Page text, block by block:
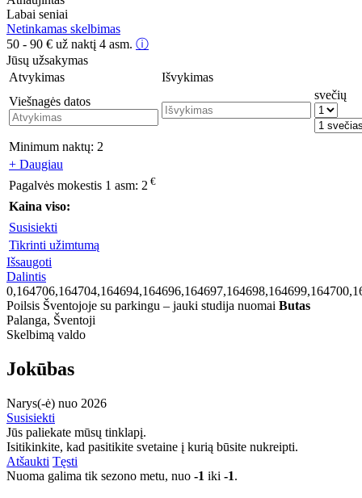
Labai seniai
Netinkamas skelbimas
50 - 90 € už naktį 4 asm. ⓘ
Jūsų užsakymas
Atvykimas
Išvykimas
Viešnagės datos
svečių
Minimum naktų: 2
+ Daugiau
Pagalvės mokestis 1 asm: 2 €
Kaina viso:
Susisiekti
Tikrinti užimtumą
Išsaugoti
Dalintis
Poilsis Šventojoje su parkingu – jauki studija nuomai Butas
Palanga, Šventoji
Skelbimą valdo
Jokūbas
Narys(-ė) nuo 2026
Susisiekti
Jūs paliekate mūsų tinklapį.
Isitikinkite, kad pasitikite svetaine į kurią būsite nukreipti.
Atšaukti Tęsti
Nuoma galima tik sezono metu, nuo -1 iki -1.